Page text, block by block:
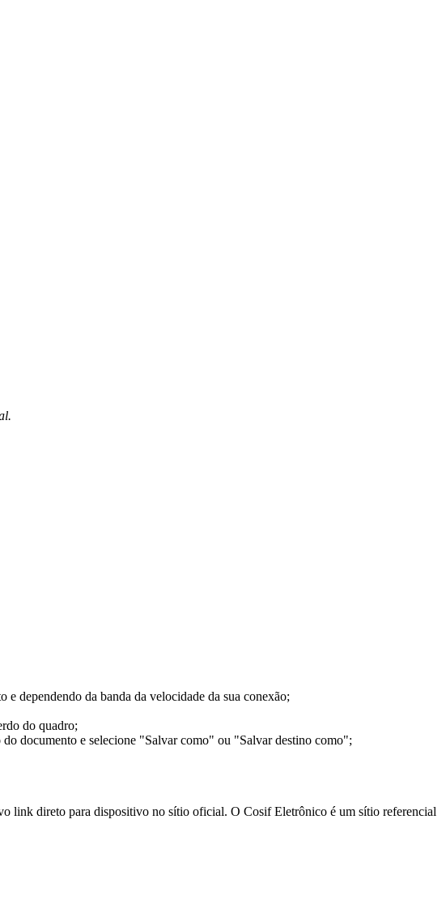
dependendo da banda da velocidade da sua conexão;
do quadro;
documento e selecione "Salvar como" ou "Salvar destino como";
link direto para dispositivo no sítio oficial. O Cosif Eletrônico é um sítio referencial